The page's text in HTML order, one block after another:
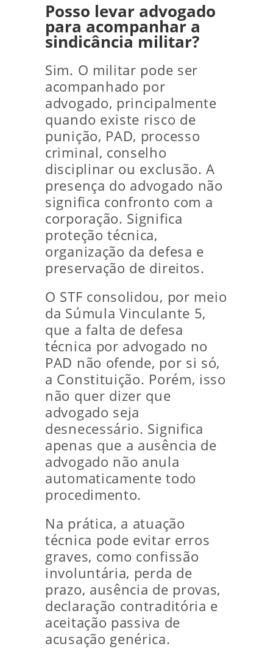
Posso levar advogado
para acompanhar a
sindicância militar?
Sim. O militar pode ser
acompanhado por
advogado, principalmente
quando existe risco de
punição, PAD, processo
criminal, conselho
disciplinar ou exclusão. A
presença do advogado não
significa confronto com a
corporação. Significa
proteção técnica,
organização da defesa e
preservação de direitos.
O STF consolidou, por meio
da Súmula Vinculante 5,
que a falta de defesa
técnica por advogado no
PAD não ofende, por si só,
a Constituição. Porém, isso
não quer dizer que
advogado seja
desnecessário. Significa
apenas que a ausência de
advogado não anula
automaticamente todo
procedimento.
Na prática, a atuação
técnica pode evitar erros
graves, como confissão
involuntária, perda de
prazo, ausência de provas,
declaração contraditória e
aceitação passiva de
acusação genérica.